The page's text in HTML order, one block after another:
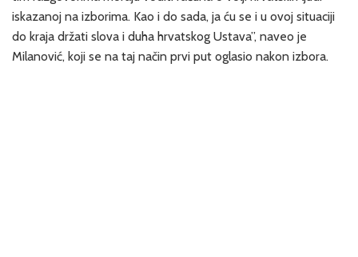
iskazanoj na izborima. Kao i do sada, ja ću se i u ovoj situaciji
do kraja držati slova i duha hrvatskog Ustava”, naveo je
Milanović, koji se na taj način prvi put oglasio nakon izbora.